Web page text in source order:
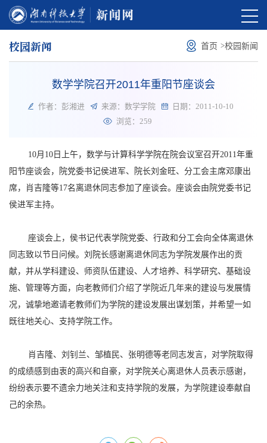
校园新闻 首页 >校园新闻
数学学院召开2011年重阳节座谈会
作者：彭湘进 来源：数学学院
日期：2011-10-10
浏览：259
10月10日上午，数学与计算科学学院在院会议室召开2011年重
阳节座谈会，院党委书记侯进军、院长刘金旺、分工会主席邓康出
席，肖吉隆等17名离退休同志参加了座谈会。座谈会由院党委书记
侯进军主持。
座谈会上，侯书记代表学院党委、行政和分工会向全体离退休
同志致以节日问候。刘院长感谢离退休同志为学院发展作出的贡
献，并从学科建设、师资队伍建设、人才培养、科学研究、基础设
施、管理等方面，向老教师们介绍了学院近几年来的建设与发展情
况，诚挚地邀请老教师们为学院的建设发展出谋划策，并希望一如
既往地关心、支持学院工作。
肖吉隆、刘钊兰、邹植民、张明德等老同志发言，对学院取得
的成绩感到由衷的高兴和自豪，对学院关心离退休人员表示感谢，
纷纷表示要不遗余力地关注和支持学院的发展，为学院建设奉献自
己的余热。